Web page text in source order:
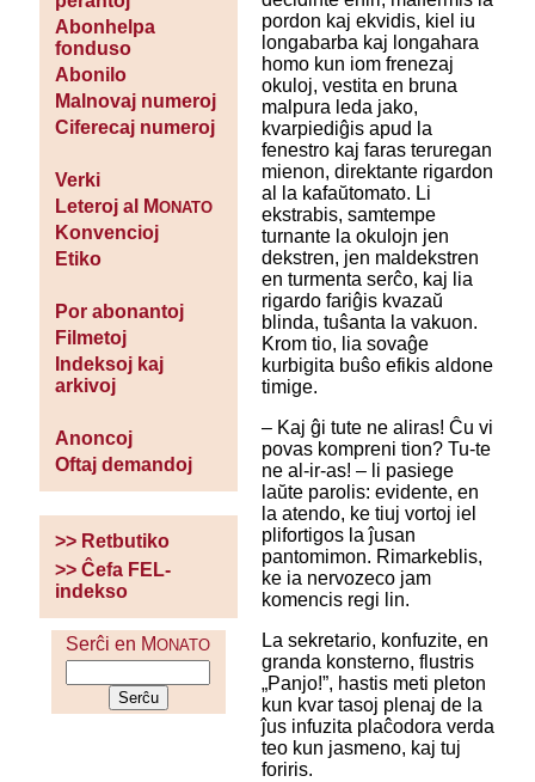
Abonhelpa
fonduso
Abonilo
Malnovaj numeroj
Ciferecaj numeroj
Verki
Leteroj al MONATO
Konvencioj
Etiko
Por abonantoj
Filmetoj
Indeksoj kaj
arkivoj
Anoncoj
Oftaj demandoj
>> Retbutiko
>> Ĉefa FEL-
indekso
Serĉi en MONATO
pordon kaj ekvidis, kiel iu
longabarba kaj longahara
homo kun iom frenezaj
okuloj, vestita en bruna
malpura leda jako,
kvarpiediĝis apud la
fenestro kaj faras teruregan
mienon, direktante rigardon
al la kafaŭtomato. Li
ekstrabis, samtempe
turnante la okulojn jen
dekstren, jen maldekstren
en turmenta serĉo, kaj lia
rigardo fariĝis kvazaŭ
blinda, tuŝanta la vakuon.
Krom tio, lia sovaĝe
kurbigita buŝo efikis aldone
timige.
– Kaj ĝi tute ne aliras! Ĉu vi
povas kompreni tion? Tu-te
ne al-ir-as! – li pasiege
laŭte parolis: evidente, en
la atendo, ke tiuj vortoj iel
plifortigos la ĵusan
pantomimon. Rimarkeblis,
ke ia nervozeco jam
komencis regi lin.
La sekretario, konfuzite, en
granda konsterno, flustris
„Panjo!”, hastis meti pleton
kun kvar tasoj plenaj de la
ĵus infuzita plaĉodora verda
teo kun jasmeno, kaj tuj
foriris.